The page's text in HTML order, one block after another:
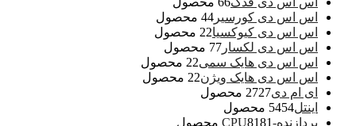
اس اس دی کورسیر
44 محصول
اس اس دی کیوکسیا 22 محصول
اس اس دی لکسار
77 محصول
اس اس دی هایک سمی 22 محصول
اس اس دی هایک ویژن 22 محصول
ای ام دی
2727 محصول
اینتل
5454 محصول
پردازنده-CPU
8181 محصول